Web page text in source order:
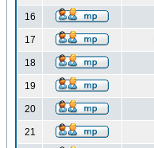
16
17
18
19
20
21